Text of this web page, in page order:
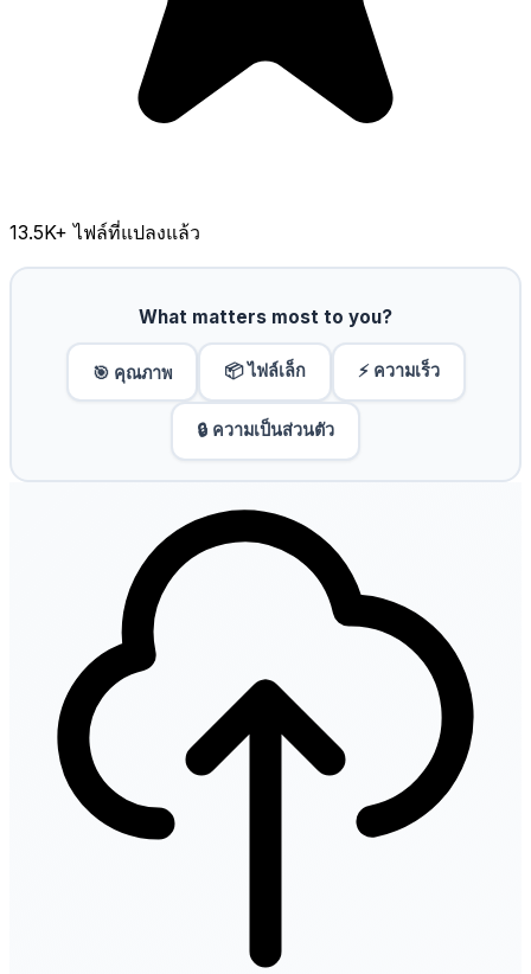
13.5K+ ไฟล์ที่แปลงแล้ว
What matters most to you?
🎯 คุณภาพ 📦 ไฟล์เล็ก ⚡ ความเร็ว
🔒 ความเป็นส่วนตัว